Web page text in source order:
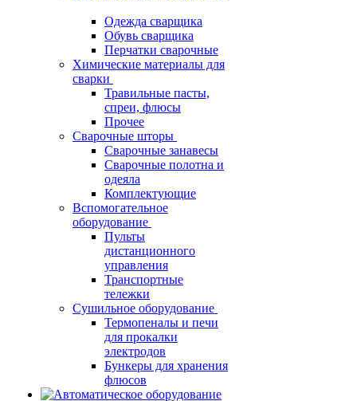
Одежда сварщика
Обувь сварщика
Перчатки сварочные
Химические материалы для
сварки
Травильные пасты,
спреи, флюсы
Прочее
Сварочные шторы
Сварочные занавесы
Сварочные полотна и
одеяла
Комплектующие
Вспомогательное
оборудование
Пульты
дистанционного
управления
Транспортные
тележки
Сушильное оборудование
Термопеналы и печи
для прокалки
электродов
Бункеры для хранения
флюсов